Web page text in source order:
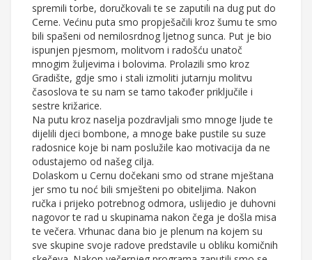
spremili torbe, doručkovali te se zaputili na dug put do
Cerne. Većinu puta smo propješačili kroz šumu te smo
bili spašeni od nemilosrdnog ljetnog sunca. Put je bio
ispunjen pjesmom, molitvom i radošću unatoč
mnogim žuljevima i bolovima. Prolazili smo kroz
Gradište, gdje smo i stali izmoliti jutarnju molitvu
časoslova te su nam se tamo također priključile i
sestre križarice.
Na putu kroz naselja pozdravljali smo mnoge ljude te
dijelili djeci bombone, a mnoge bake pustile su suze
radosnice koje bi nam poslužile kao motivacija da ne
odustajemo od našeg cilja.
Dolaskom u Cernu dočekani smo od strane mještana
jer smo tu noć bili smješteni po obiteljima. Nakon
ručka i prijeko potrebnog odmora, uslijedio je duhovni
nagovor te rad u skupinama nakon čega je došla misa
te večera. Vrhunac dana bio je plenum na kojem su
sve skupine svoje radove predstavile u obliku komičnih